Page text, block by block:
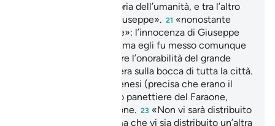
abbiano avuto nella storia dell’umanità, e tra l’altro
saranno «belli come Giuseppe». 21 «nonostante
avessero avuto le prove»: l’innocenza di Giuseppe
era evidente e provata ma egli fu messo comunque
in prigione per difendere l’onorabilità del grande
notabile la cui moglie era sulla bocca di tutta la città.
«due giovani»: la Genesi (precisa che erano il
capo coppiere e il capo panettiere del Faraone,
accusati di malversazione. 23 «Non vi sarà distribuito
cibo prima che…»: prima che vi sia distribuito un’altra